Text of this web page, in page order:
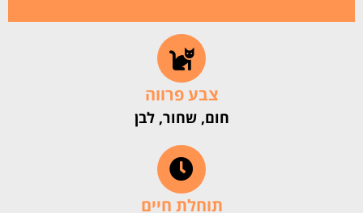
צבע פרווה
חום, שחור, לבן
תוחלת חיים